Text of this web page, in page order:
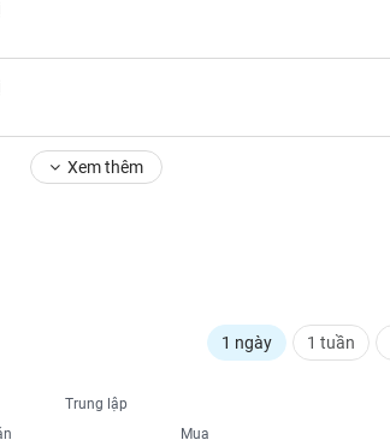
Xem thêm
1 ngày 1 tuần
Trung lập
Mua